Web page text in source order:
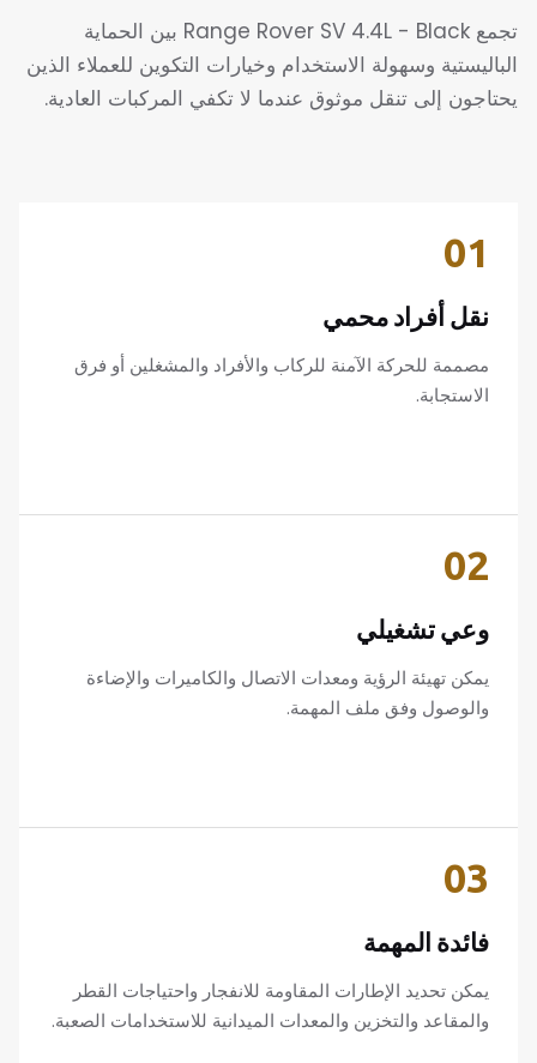
تجمع Range Rover SV 4.4L - Black بين الحماية
الباليستية وسهولة الاستخدام وخيارات التكوين للعملاء الذين
يحتاجون إلى تنقل موثوق عندما لا تكفي المركبات العادية.
01
نقل أفراد محمي
مصممة للحركة الآمنة للركاب والأفراد والمشغلين أو فرق
الاستجابة.
02
وعي تشغيلي
يمكن تهيئة الرؤية ومعدات الاتصال والكاميرات والإضاءة
والوصول وفق ملف المهمة.
03
فائدة المهمة
يمكن تحديد الإطارات المقاومة للانفجار واحتياجات القطر
والمقاعد والتخزين والمعدات الميدانية للاستخدامات الصعبة.